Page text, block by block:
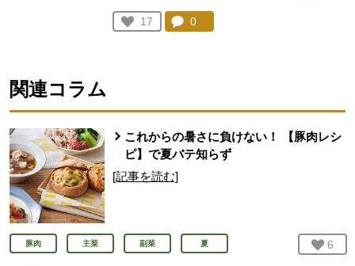
お気に入り登録：
17
人が登録
コメント：
0
関連コラム
これからの暑さに負けない！ 【豚肉レシ
ピ】で夏バテ知らず
[記事を読む]
豚肉 主菜 副菜 夏 お気
6